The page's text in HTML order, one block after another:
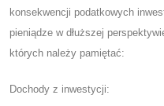
konsekwencji podatkowych
pieniądze w dłuższej
których należy pamiętać:
Dochody z inwestycji: